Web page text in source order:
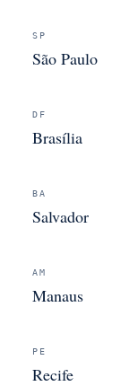
SP
São Paulo
DF
Brasília
BA
Salvador
AM
Manaus
PE
Recife